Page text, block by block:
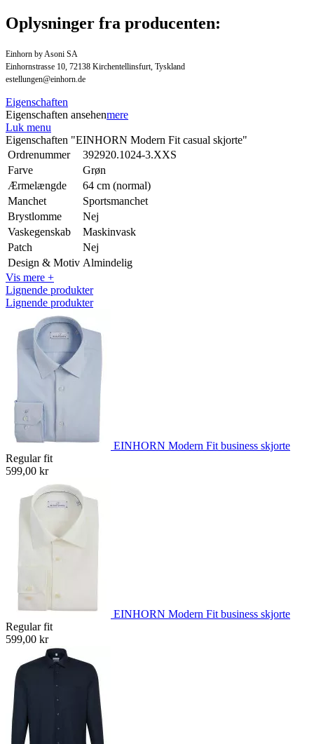
Oplysninger fra producenten:
Einhorn by Asoni SA
Einhornstrasse 10, 72138 Kirchentellinsfurt, Tyskland
estellungen@einhorn.de
Eigenschaften
Eigenschaften ansehenmere
Luk menu
Eigenschaften "EINHORN Modern Fit casual skjorte"
Ordrenummer
392920.1024-3.XXS
Farve
Grøn
Ærmelængde
64 cm (normal)
Manchet
Sportsmanchet
Brystlomme
Nej
Vaskegenskab
Maskinvask
Patch
Nej
Design & Motiv Almindelig
Vis mere +
Lignende produkter
Lignende produkter
EINHORN Modern Fit business skjorte
Regular fit
599,00 kr
EINHORN Modern Fit business skjorte
Regular fit
599,00 kr